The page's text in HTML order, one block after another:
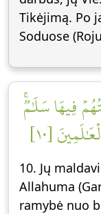
Tikėjimą. Po
Soduose
فِيهَا سَلَٰمٞۚ
[١٠]
10. Jų
Allahuma
ramybė nuo